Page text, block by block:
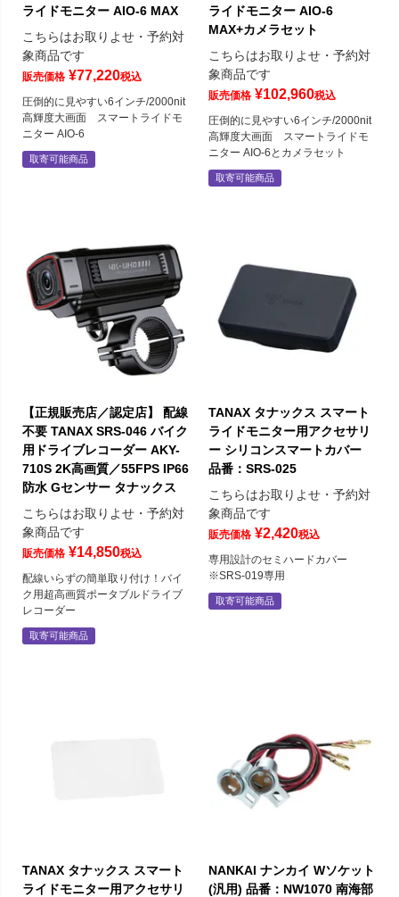
ライドモニター AIO-6 MAX
こちらはお取りよせ・予約対
象商品です
販売価格 ¥77,220税込
圧倒的に見やすい6インチ/2000nit
高輝度大画面 スマートライドモ
ニター AIO-6
取寄可能商品
ライドモニター AIO-6
MAX+カメラセット
こちらはお取りよせ・予約対
象商品です
販売価格 ¥102,960税込
圧倒的に見やすい6インチ/2000nit
高輝度大画面 スマートライドモ
ニター AIO-6とカメラセット
取寄可能商品
【正規販売店／認定店】 配線
不要 TANAX SRS-046 バイク
用ドライブレコーダー AKY-
710S 2K高画質／55FPS IP66
防水 Gセンサー タナックス
こちらはお取りよせ・予約対
象商品です
販売価格 ¥14,850税込
配線いらずの簡単取り付け！バイ
ク用超高画質ポータブルドライブ
レコーダー
取寄可能商品
TANAX タナックス スマート
ライドモニター用アクセサリ
ー シリコンスマートカバー
品番：SRS-025
こちらはお取りよせ・予約対
象商品です
販売価格 ¥2,420税込
専用設計のセミハードカバー
※SRS-019専用
取寄可能商品
TANAX タナックス スマート
ライドモニター用アクセサリ
NANKAI ナンカイ Wソケット
(汎用) 品番：NW1070 南海部